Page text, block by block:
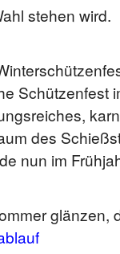
stehen wird.
Schützenfest
des
nun im
glänzen,